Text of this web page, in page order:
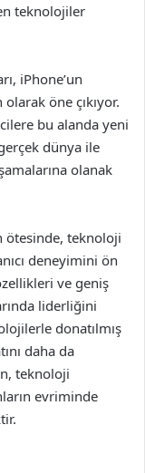
teknolojiler
iPhone’un
öne çıkıyor.
bu alanda yeni
dünya ile
olanak
ötesinde, teknoloji
deneyimini ön
ve geniş
liderliğini
donatılmış
daha da
teknoloji
evriminde